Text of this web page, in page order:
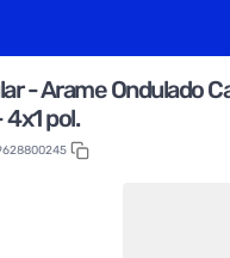
- Arame Ondulado
pol.